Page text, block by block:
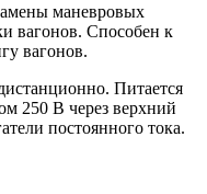
маневровых
вагонов. Способен к
вагонов.
Питается
250 В через верхний
постоянного тока.